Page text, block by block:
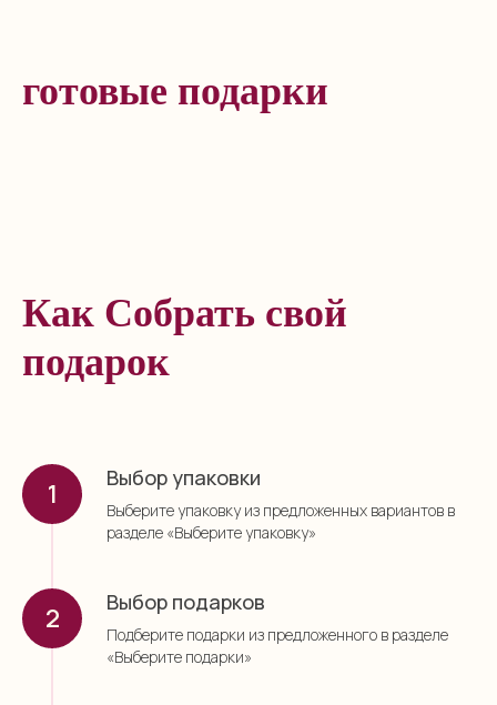
готовые подарки
Как Собрать свой
подарок
Выбор упаковки
Выберите упаковку из предложенных вариантов в
разделе «Выберите упаковку»
Выбор подарков
Подберите подарки из предложенного в разделе
«Выберите подарки»